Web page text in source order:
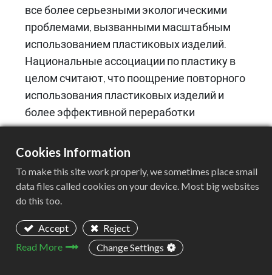
все более серьезными экологическими
проблемами, вызванными масштабным
использованием пластиковых изделий.
Национальные ассоциации по пластику в
целом считают, что поощрение повторного
использования пластиковых изделий и
более эффективной переработки
пластиковых отходов является ключом к
устойчивому развитию пластиковой
Cookies Information
To make this site work properly, we sometimes place small
data files called cookies on your device. Most big websites
do this too.
Accept
Reject
Read More
Change Settings